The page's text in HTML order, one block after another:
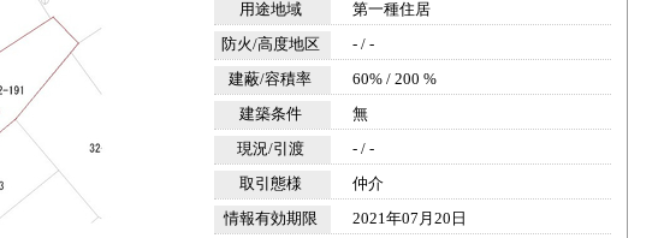
用途地域 第一種住居
防火/高度地区 - / -
建蔽/容積率 60% / 200 %
建築条件 無
現況/引渡 - / -
取引態様 仲介
情報有効期限 2021年07月20日